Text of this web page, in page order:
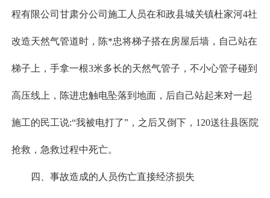
程有限公司甘肃分公司施工人员在和政县城关镇杜家河4社
改造天然气管道时，陈*忠将梯子搭在房屋后墙，自己站在
梯子上，手拿一根3米多长的天然气管子，不小心管子碰到
高压线上，陈进忠触电坠落到地面，后自己站起来对一起
施工的民工说:“我被电打了”，之后又倒下，120送往县医院
抢救，急救过程中死亡。
四、事故造成的人员伤亡直接经济损失